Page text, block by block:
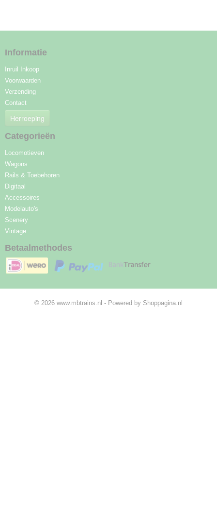
Informatie
Inruil Inkoop
Voorwaarden
Verzending
Contact
Herroeping
Categorieën
Locomotieven
Wagons
Rails & Toebehoren
Digitaal
Accessoires
Modelauto's
Scenery
Vintage
Betaalmethodes
© 2026 www.mbtrains.nl - Powered by Shoppagina.nl